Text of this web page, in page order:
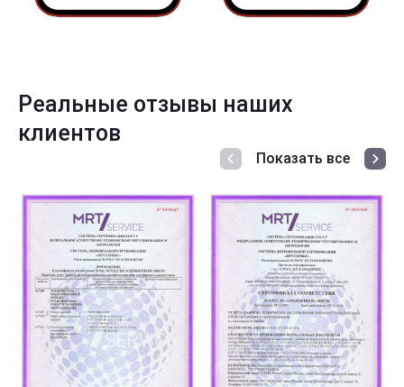
Реальные отзывы наших
клиентов
Показать все